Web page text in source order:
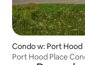
Condo w: Port Hood
Port Hood Place